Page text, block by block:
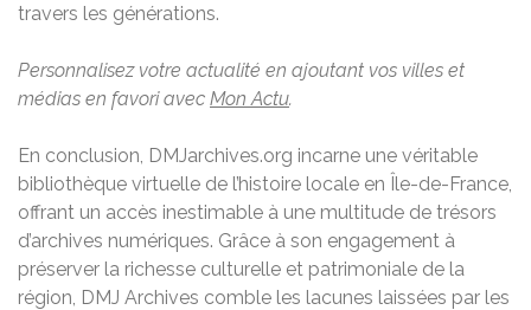
travers les générations.
Personnalisez votre actualité en ajoutant vos villes et
médias en favori avec Mon Actu.
En conclusion, DMJarchives.org incarne une véritable
bibliothèque virtuelle de l’histoire locale en Île-de-France,
offrant un accès inestimable à une multitude de trésors
d’archives numériques. Grâce à son engagement à
préserver la richesse culturelle et patrimoniale de la
région, DMJ Archives comble les lacunes laissées par les